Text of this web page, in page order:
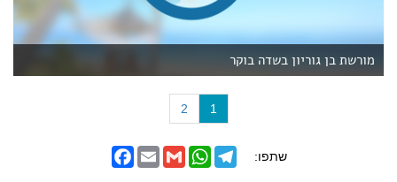
מורשת בן גוריון בשדה בוקר
1
c
u
r
2
שתפו:
F
a
E
m
G
m
W
h
T
e